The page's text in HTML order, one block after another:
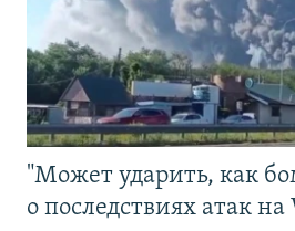
"Может ударить, как
о последствиях атак